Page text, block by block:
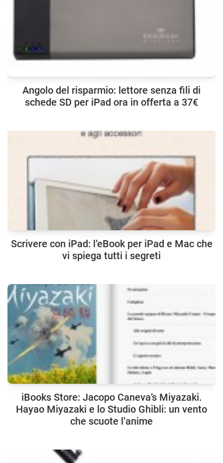
Angolo del risparmio: lettore senza fili di
schede SD per iPad ora in offerta a 37€
Scrivere con iPad: l’eBook per iPad e Mac che
vi spiega tutti i segreti
iBooks Store: Jacopo Caneva’s Miyazaki.
Hayao Miyazaki e lo Studio Ghibli: un vento
che scuote l’anime